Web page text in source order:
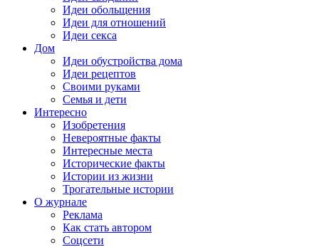
Идеи обольщения
Идеи для отношений
Идеи секса
Дом
Идеи обустройства дома
Идеи рецептов
Своими руками
Семья и дети
Интересно
Изобретения
Невероятные факты
Интересные места
Исторические факты
Истории из жизни
Трогательные истории
О журнале
Реклама
Как стать автором
Соцсети